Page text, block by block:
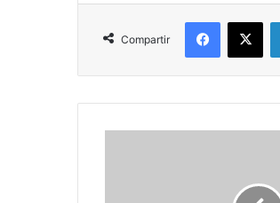
Compartir
Facebook
X